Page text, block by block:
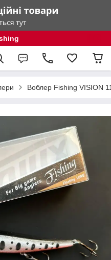
Воблер Fishing VISION